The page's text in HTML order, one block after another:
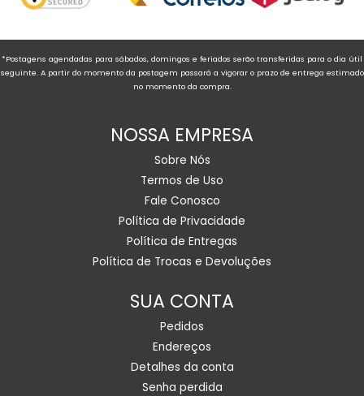
*Postagens agendadas para sábados, domingos e feriados serão transferidas para o dia útil
seguinte. A partir do momento da postagem passará a vigorar o prazo de entrega estimado
no momento da compra.
NOSSA EMPRESA
Sobre Nós
Termos de Uso
Fale Conosco
Política de Privacidade
Política de Entregas
Política de Trocas e Devoluções
SUA CONTA
Pedidos
Endereços
Detalhes da conta
Senha perdida